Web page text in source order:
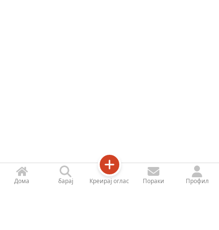
Дома барај Креирај оглас Пораки Профил